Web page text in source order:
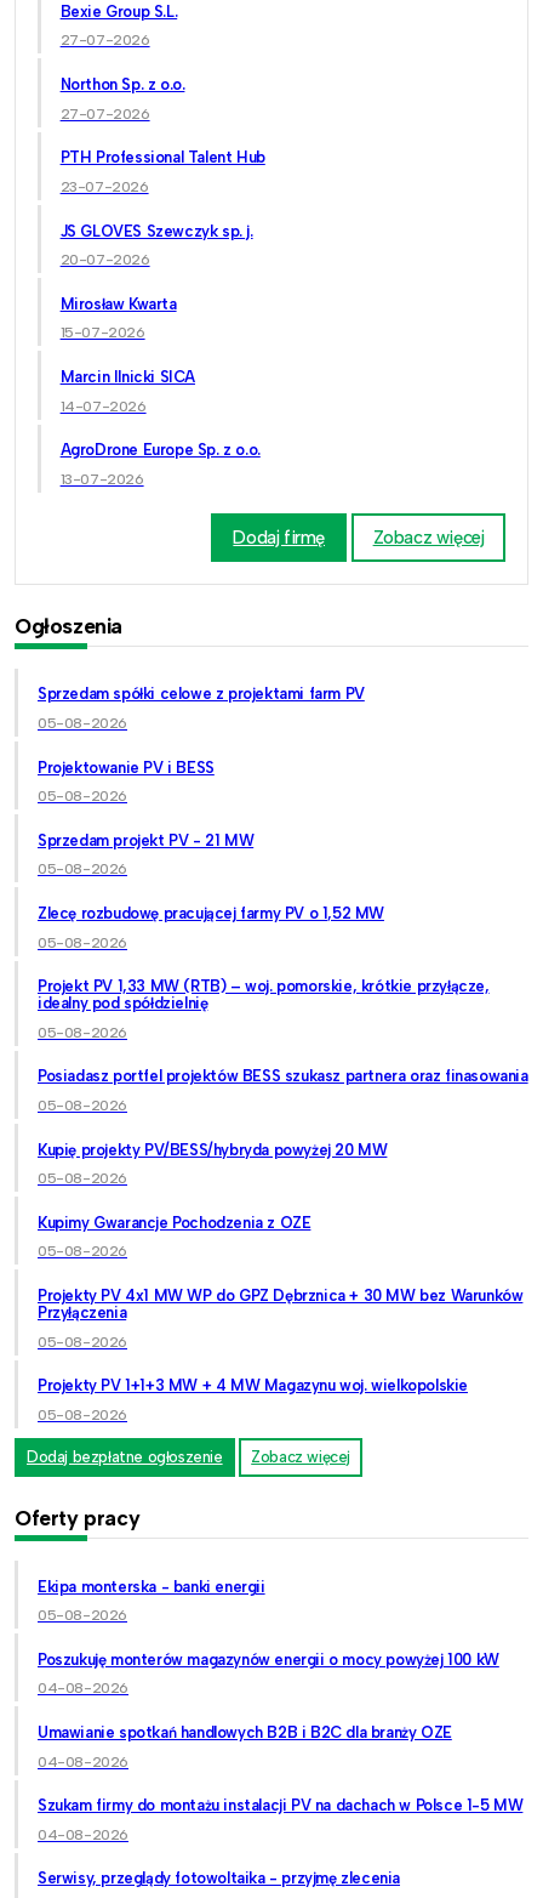
Bexie Group S.L.
27-07-2026
Northon Sp. z o.o.
27-07-2026
PTH Professional Talent Hub
23-07-2026
JS GLOVES Szewczyk sp. j.
20-07-2026
Mirosław Kwarta
15-07-2026
Marcin Ilnicki SICA
14-07-2026
AgroDrone Europe Sp. z o.o.
13-07-2026
Dodaj firmę Zobacz więcej
Ogłoszenia
Sprzedam spółki celowe z projektami farm PV
05-08-2026
Projektowanie PV i BESS
05-08-2026
Sprzedam projekt PV - 21 MW
05-08-2026
Zlecę rozbudowę pracującej farmy PV o 1,52 MW
05-08-2026
Projekt PV 1,33 MW (RTB) – woj. pomorskie, krótkie przyłącze,
idealny pod spółdzielnię
05-08-2026
Posiadasz portfel projektów BESS szukasz partnera oraz finasowania
05-08-2026
Kupię projekty PV/BESS/hybryda powyżej 20 MW
05-08-2026
Kupimy Gwarancje Pochodzenia z OZE
05-08-2026
Projekty PV 4x1 MW WP do GPZ Dębrznica + 30 MW bez Warunków
Przyłączenia
05-08-2026
Projekty PV 1+1+3 MW + 4 MW Magazynu woj. wielkopolskie
05-08-2026
Dodaj bezpłatne ogłoszenie Zobacz więcej
Oferty pracy
Ekipa monterska - banki energii
05-08-2026
Poszukuję monterów magazynów energii o mocy powyżej 100 kW
04-08-2026
Umawianie spotkań handlowych B2B i B2C dla branży OZE
04-08-2026
Szukam firmy do montażu instalacji PV na dachach w Polsce 1-5 MW
04-08-2026
Serwisy, przeglądy fotowoltaika - przyjmę zlecenia